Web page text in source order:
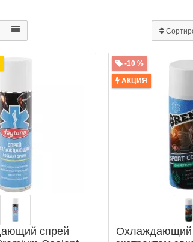
спрей
-10 %
АКЦИЯ
Охлаждающий